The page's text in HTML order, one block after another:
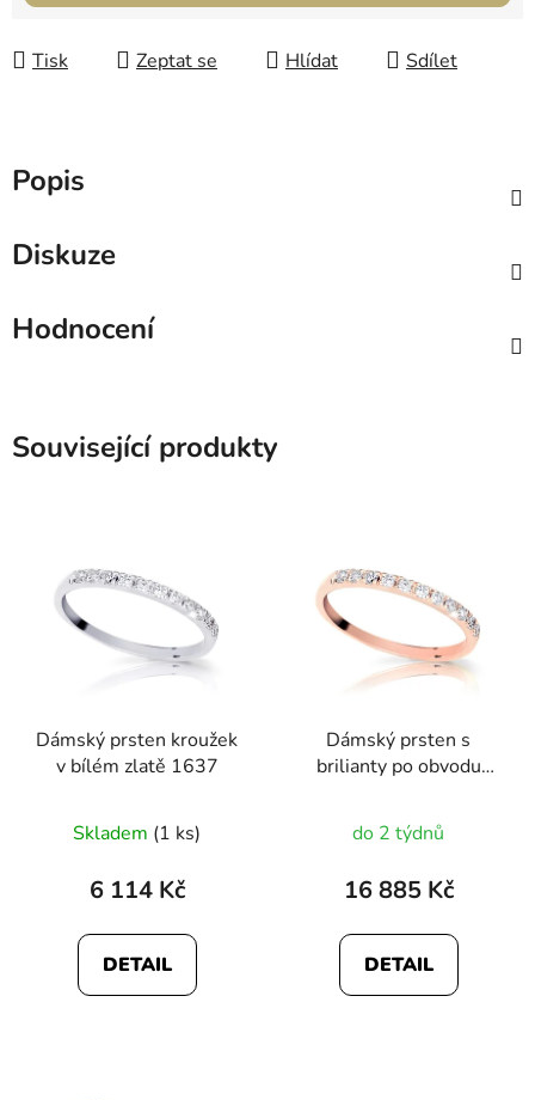
Tisk Zeptat se Hlídat Sdílet
Popis
Diskuze
Hodnocení
Související produkty
Dámský prsten kroužek
v bílém zlatě 1637
hodnocení
produktu
5,0
z
Skladem (1 ks)
6 114 Kč
DETAIL
Dámský prsten s
brilianty po obvodu
do 2 týdnů
16 885 Kč
DETAIL